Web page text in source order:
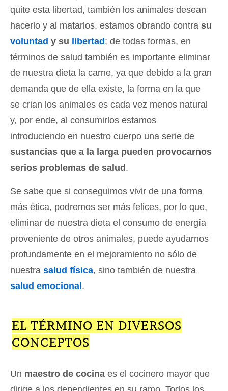
quite esta libertad, también los animales desean
hacerlo y al matarlos, estamos obrando contra su
voluntad y su libertad ; de todas formas, en
términos de salud también es importante eliminar
de nuestra dieta la carne, ya que debido a la gran
demanda que de ella existe, la forma en la que
se crian los animales es cada vez menos natural
y, por ende, al consumirlos estamos
introduciendo en nuestro cuerpo una serie de
sustancias que a la larga pueden provocarnos
serios problemas de salud .
Se sabe que si conseguimos vivir de una forma
más ética, podremos ser más felices, por lo que,
eliminar de nuestra dieta el consumo de energía
proveniente de otros animales, puede ayudarnos
profundamente en el mejoramiento no sólo de
nuestra salud física, sino también de nuestra
salud emocional .
EL TÉRMINO EN DIVERSOS
CONCEPTOS
Un maestro de cocina es el cocinero mayor que